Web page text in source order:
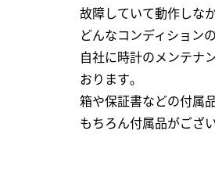
故障していて動作しな
どんなコンディション
自社に時計のメンテナ
おります｡
箱や保証書などの付属
もちろん付属品がござ